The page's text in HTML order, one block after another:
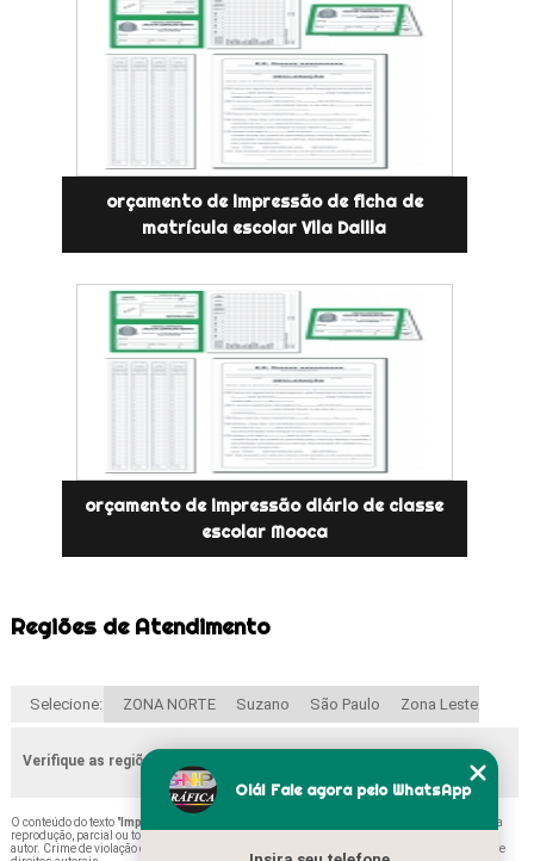
orçamento de impressão de ficha de
matrícula escolar Vila Dalila
orçamento de impressão diário de classe
escolar Mooca
Regiões de Atendimento
Selecione: ZONA NORTE Suzano São Paulo Zona Leste
Verifique as regiões que atendemos
O conteúdo do texto "Impressão Boletim Escolar Sapopemba
" é de direito reservado. Sua
reprodução, parcial ou total, mesmo citando nossos links, é proibida sem a autorização do
autor. Crime de violação de direito autoral – artigo 184 do Código Penal –
Lei 9610/98 - Lei de
Olá! Fale agora pelo WhatsApp